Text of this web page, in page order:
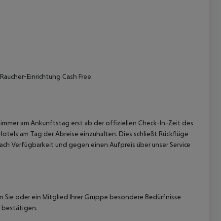
Einrichtung Cash Free
am Ankunftstag erst ab der offiziellen Check-In-Zeit des
am Tag der Abreise einzuhalten. Dies schließt Rückflüge
Verfügbarkeit und gegen einen Aufpreis über unser Service
oder ein Mitglied Ihrer Gruppe besondere Bedürfnisse
bestätigen.